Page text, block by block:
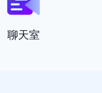
聊天室